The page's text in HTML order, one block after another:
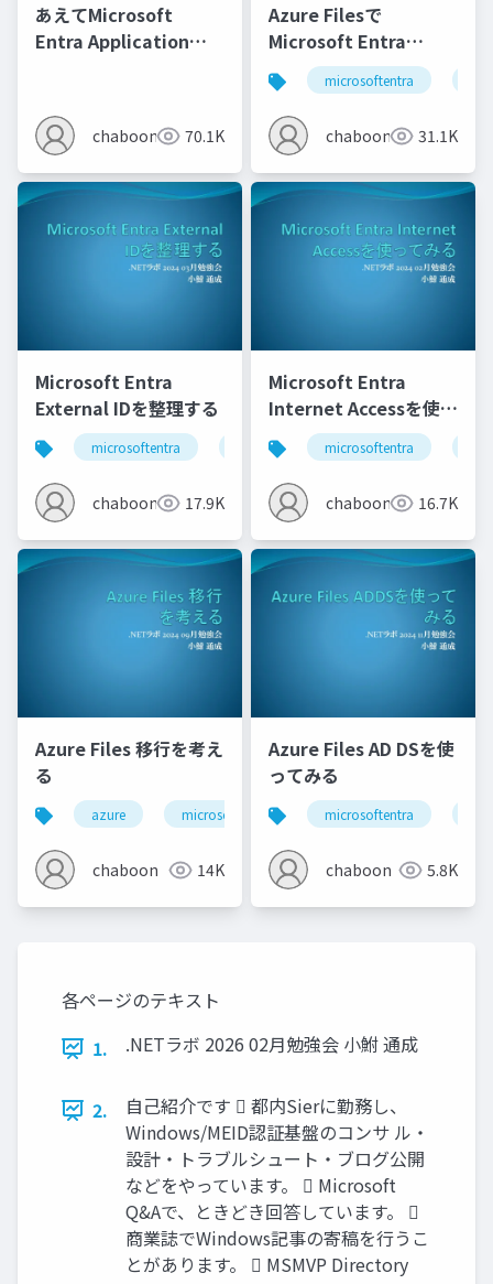
あえてMicrosoft
Entra Application
chaboon 70.1K
Azure Filesで
Microsoft Entra
Kerberosを使ってみる
microsoftentra
chaboon 31.1K
Microsoft Entra
External IDを整理する
microsoftentra azure
chaboon 17.9K
Microsoft Entra
Internet Accessを使っ
てみるmicrosoftentra
chaboon 16.7K
Azure Files 移行を考え
る
azure microsoftentra kerberos active
chaboon 14K
Azure Files AD DSを使
ってみる
microsoftentra
chaboon 5.8K
各ページのテキスト
1.
.NETラボ 2026 02月勉強会 小鮒 通成
2.
自己紹介です  都内Sierに勤務し、
Windows/MEID認証基盤のコンサ ル・
設計・トラブルシュート・ブログ公開
などをやっています。  Microsoft
Q&Aで、ときどき回答しています。 
商業誌でWindows記事の寄稿を行うこ
とがあります。  MSMVP Directory